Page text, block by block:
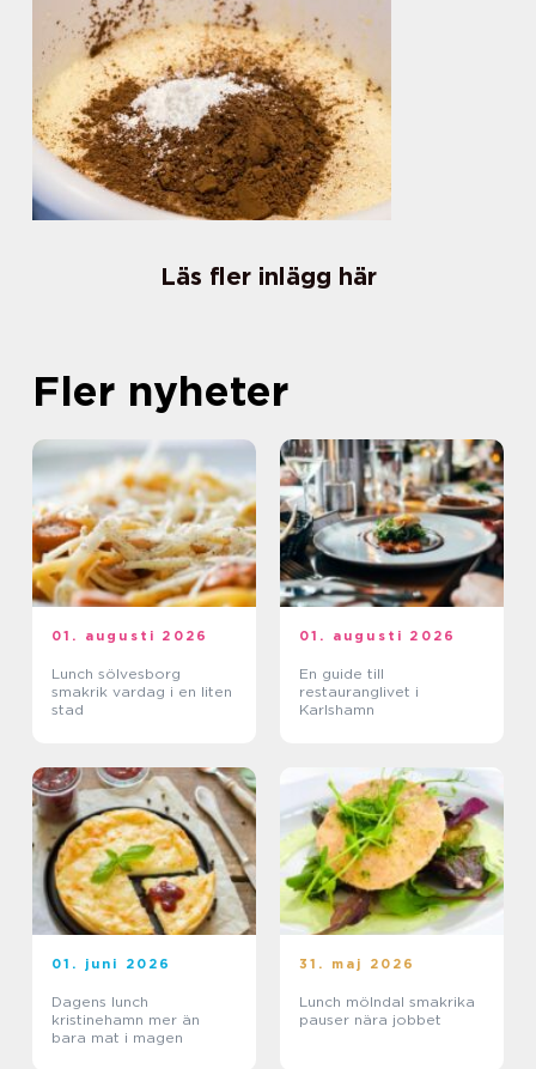
Läs fler inlägg här
Fler nyheter
01. augusti 2026
Lunch sölvesborg
smakrik vardag i en liten
stad
01. augusti 2026
En guide till
restauranglivet i
Karlshamn
01. juni 2026
Dagens lunch
kristinehamn mer än
bara mat i magen
31. maj 2026
Lunch mölndal smakrika
pauser nära jobbet